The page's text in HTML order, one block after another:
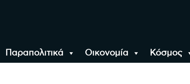
Παραπολιτικά Οικονομία Κόσμος